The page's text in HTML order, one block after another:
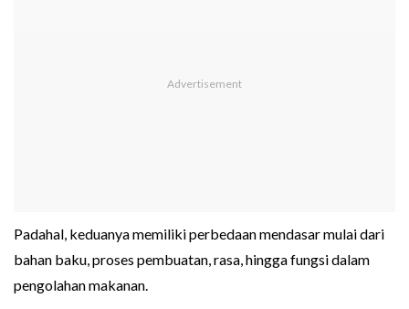
Padahal, keduanya memiliki perbedaan mendasar mulai dari
bahan baku, proses pembuatan, rasa, hingga fungsi dalam
pengolahan makanan.